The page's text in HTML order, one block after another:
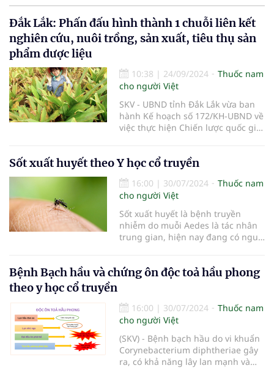
Đắk Lắk: Phấn đấu hình thành 1 chuỗi liên kết
nghiên cứu, nuôi trồng, sản xuất, tiêu thụ sản
phẩm dược liệu
10:38 | 24/09/2024
Thuốc nam
cho người Việt
SKV - UBND tỉnh Đắk Lắk vừa ban
hành Kế hoạch số 172/KH-UBND về
việc thực hiện Chiến lược quốc gia
năm 2045 tỉnh Đắk Lắk.
Sốt xuất huyết theo Y học cổ truyền
16:00 | 30/07/2024
Thuốc nam
cho người Việt
Sốt xuất huyết là bệnh truyền
nhiễm do muỗi Aedes là tác nhân
trung gian, hiện nay đang có nguy
đặc trưng của mùa Hạ. Đa phần
nặng. Thông qua dấu hiệu cảnh
báo nguy hiểm là giai đoạn phải xử
trí kịp thời tránh gây hậu quả
không tốt. Do chưa có vắc-xin dự
phòng và thuốc đặc hiệu nên điều
trị triệu chứng và phòng cắt đường
Bệnh Bạch hầu và chứng ôn độc toả hầu phong
theo y học cổ truyền
16:00 | 30/07/2024
Thuốc nam
cho người Việt
(SKV) - Bệnh bạch hầu do vi khuẩn
Corynebacterium diphtheriae gây
ra, có khả năng lây lan mạnh và